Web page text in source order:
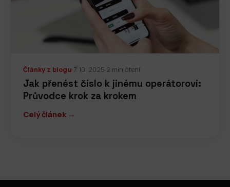
Články z blogu·7. 10. 2025·2 min čtení
Jak přenést číslo k jinému operátorovi:
Průvodce krok za krokem
Celý článek →